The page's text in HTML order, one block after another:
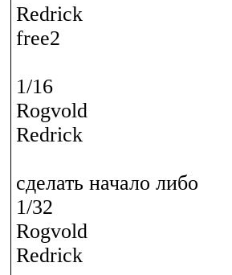
Redrick
free2
1/16
Rogvold
Redrick
сделать начало либо
1/32
Rogvold
Redrick